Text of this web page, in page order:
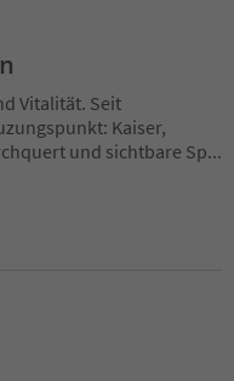
Vitalität. Seit
Kaiser,
und sichtbare Sp...